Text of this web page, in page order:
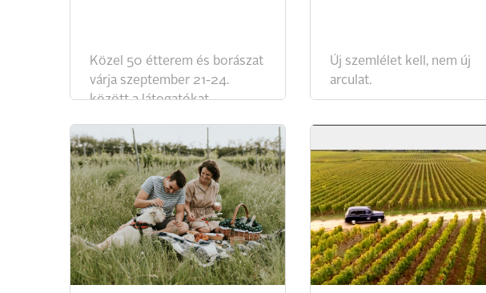
Közel 50 étterem és borászat
várja szeptember 21-24.
között a látogatókat.
Új szemlélet kell, nem új
arculat.